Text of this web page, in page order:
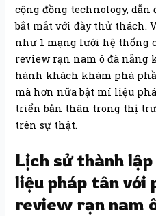
cộng đồng technology,
bắt mắt với đầy thử thách.
như 1 mạng lưới hệ thống
review rạn nam ô đà nẵng
hành khách khám phá
mà hơn nữa bật mí liệu
triển bản thân trong thị
trên sự thật.
Lịch sử thành
liệu pháp tân với
review rạn nam